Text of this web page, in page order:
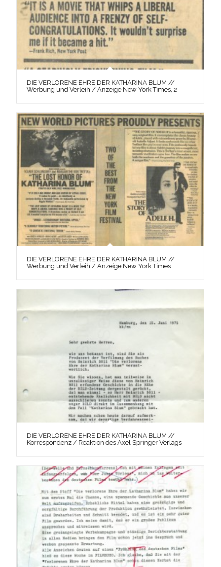
DIE VERLORENE EHRE DER KATHARINA BLUM //
Werbung und Verleih / Anzeige New York Times, 2
DIE VERLORENE EHRE DER KATHARINA BLUM //
Werbung und Verleih / Anzeige New York Times
DIE VERLORENE EHRE DER KATHARINA BLUM //
Korrespondenz / Reaktion des Axel Springer Verlags